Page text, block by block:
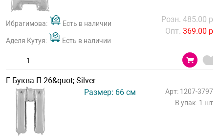
Ибрагимова: Есть в наличии
Аделя Кутуя: Есть в наличии
Розн. 485.00 р
Опт. 369.00 р
Г Буква П 26&quot; Silver
Размер: 66 см
Арт: 1207-3797
В упак: 1 шт